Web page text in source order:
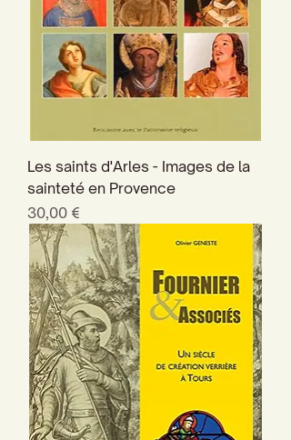
Les saints d'Arles - Images de la
sainteté en Provence
Prix
30,00 €